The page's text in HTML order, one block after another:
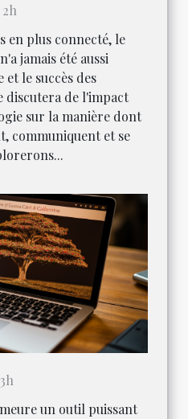
en plus connecté, le
jamais été aussi
le succès des
discutera de l'impact
sur la manière dont
communiquent et se
un outil puissant